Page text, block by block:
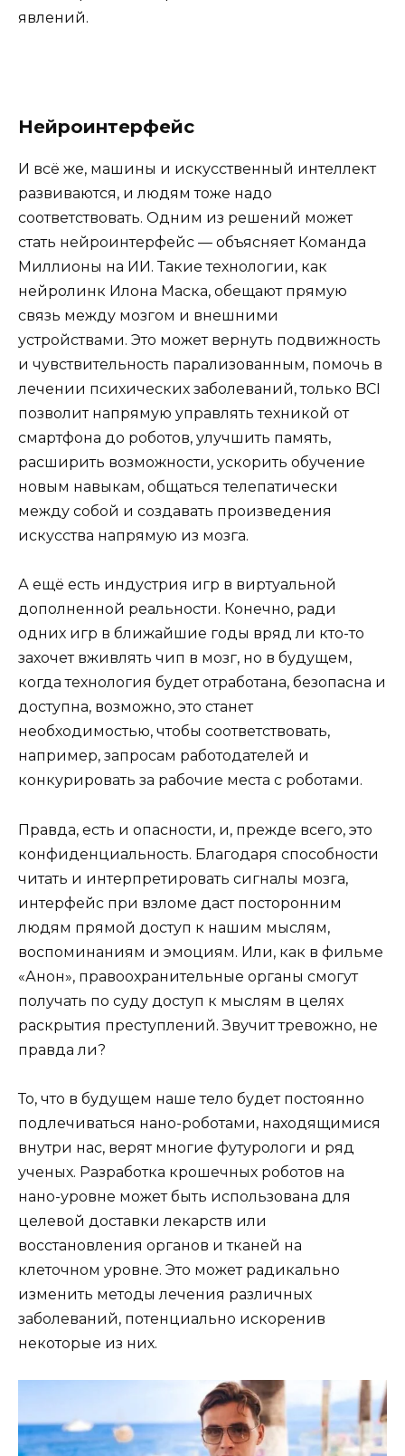
явлений.
Нейроинтерфейс
И всё же, машины и искусственный интеллект
развиваются, и людям тоже надо
соответствовать. Одним из решений может
стать нейроинтерфейс — объясняет Команда
Миллионы на ИИ. Такие технологии, как
нейролинк Илона Маска, обещают прямую
связь между мозгом и внешними
устройствами. Это может вернуть подвижность
и чувствительность парализованным, помочь в
лечении психических заболеваний, только BCI
позволит напрямую управлять техникой от
смартфона до роботов, улучшить память,
расширить возможности, ускорить обучение
новым навыкам, общаться телепатически
между собой и создавать произведения
искусства напрямую из мозга.
А ещё есть индустрия игр в виртуальной
дополненной реальности. Конечно, ради
одних игр в ближайшие годы вряд ли кто-то
захочет вживлять чип в мозг, но в будущем,
когда технология будет отработана, безопасна и
доступна, возможно, это станет
необходимостью, чтобы соответствовать,
например, запросам работодателей и
конкурировать за рабочие места с роботами.
Правда, есть и опасности, и, прежде всего, это
конфиденциальность. Благодаря способности
читать и интерпретировать сигналы мозга,
интерфейс при взломе даст посторонним
людям прямой доступ к нашим мыслям,
воспоминаниям и эмоциям. Или, как в фильме
«Анон», правоохранительные органы смогут
получать по суду доступ к мыслям в целях
раскрытия преступлений. Звучит тревожно, не
правда ли?
То, что в будущем наше тело будет постоянно
подлечиваться нано-роботами, находящимися
внутри нас, верят многие футурологи и ряд
ученых. Разработка крошечных роботов на
нано-уровне может быть использована для
целевой доставки лекарств или
восстановления органов и тканей на
клеточном уровне. Это может радикально
изменить методы лечения различных
заболеваний, потенциально искоренив
некоторые из них.